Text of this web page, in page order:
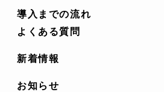
導入までの流れ
よくある質問
新着情報
お知らせ